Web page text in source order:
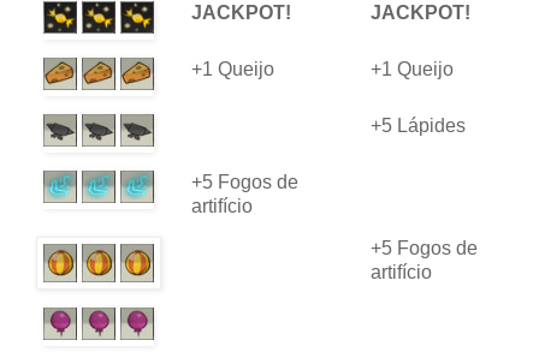
JACKPOT! JACKPOT!
+1 Queijo +1 Queijo
+5 Lápides
+5 Fogos de
artifício
+5 Fogos de
artifício